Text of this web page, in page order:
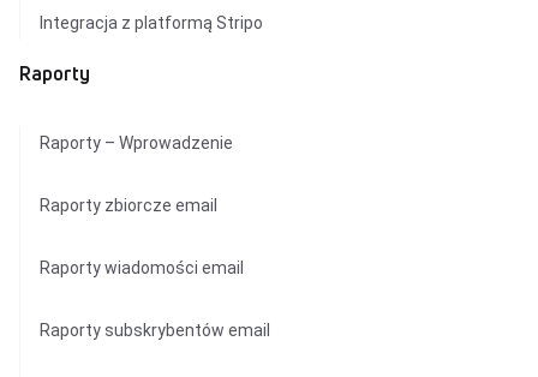
Integracja z platformą Stripo
Raporty
Raporty – Wprowadzenie
Raporty zbiorcze email
Raporty wiadomości email
Raporty subskrybentów email